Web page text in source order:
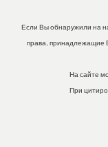
Если Вы обнаружили на
права, принадлежащие
На сайте
При